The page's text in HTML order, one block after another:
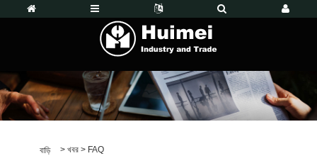
বাড়ি > খবর > FAQ